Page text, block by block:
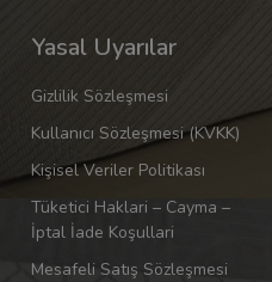
Yasal Uyarılar
Gizlilik Sözleşmesi
Kullanıcı Sözleşmesi (KVKK)
Kişisel Veriler Politikası
Tüketici Haklari – Cayma –
İptal İade Koşullari
Mesafeli Satış Sözleşmesi